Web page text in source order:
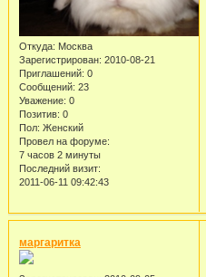
Откуда: Москва
Зарегистрирован: 2010-08-21
Приглашений: 0
Сообщений: 23
Уважение: 0
Позитив: 0
Пол: Женский
Провел на форуме:
7 часов 2 минуты
Последний визит:
2011-06-11 09:42:43
маргаритка